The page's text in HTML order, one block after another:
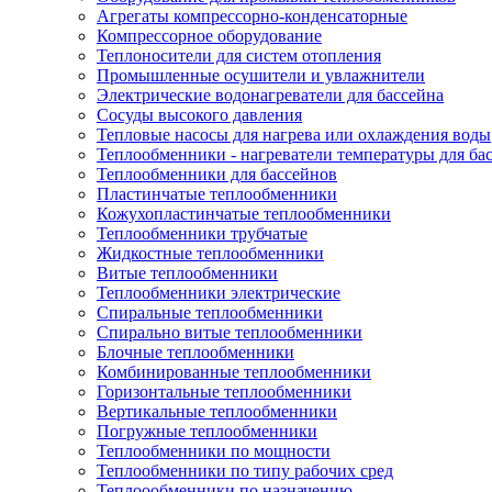
Агрегаты компрессорно-конденсаторные
Компрессорное оборудование
Теплоносители для систем отопления
Промышленные осушители и увлажнители
Электрические водонагреватели для бассейна
Сосуды высокого давления
Тепловые насосы для нагрева или охлаждения воды
Теплообменники - нагреватели температуры для
Теплообменники для бассейнов
Пластинчатые теплообменники
Кожухопластинчатые теплообменники
Теплообменники трубчатые
Жидкостные теплообменники
Витые теплообменники
Теплообменники электрические
Спиральные теплообменники
Спирально витые теплообменники
Блочные теплообменники
Комбинированные теплообменники
Горизонтальные теплообменники
Вертикальные теплообменники
Погружные теплообменники
Теплообменники по мощности
Теплообменники по типу рабочих сред